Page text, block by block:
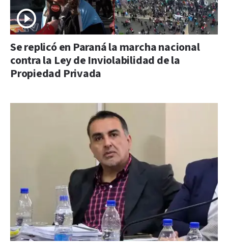
Se replicó en Paraná la marcha nacional
contra la Ley de Inviolabilidad de la
Propiedad Privada